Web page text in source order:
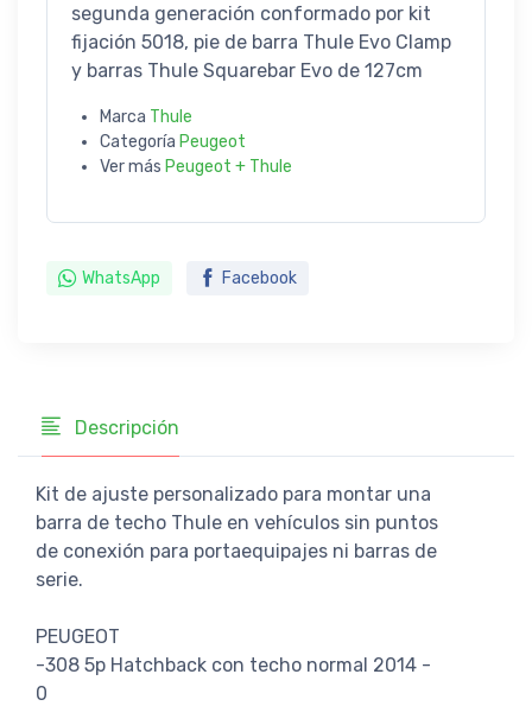
segunda generación conformado por kit
fijación 5018, pie de barra Thule Evo Clamp
y barras Thule Squarebar Evo de 127cm
Marca Thule
Categoría Peugeot
Ver más Peugeot + Thule
WhatsApp Facebook
Descripción
Kit de ajuste personalizado para montar una
barra de techo Thule en vehículos sin puntos
de conexión para portaequipajes ni barras de
serie.
PEUGEOT
-308 5p Hatchback con techo normal 2014 -
0